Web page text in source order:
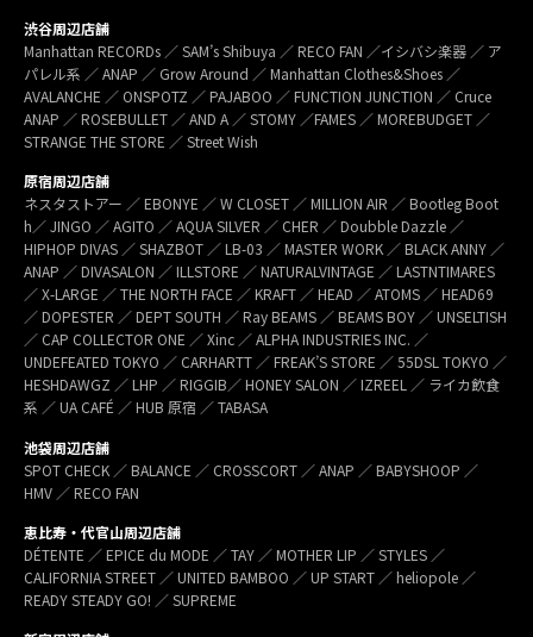
渋谷周辺店舗
Manhattan RECORDs ／ SAM’s Shibuya ／ RECO FAN ／イシバシ楽器 ／ ア
パレル系 ／ ANAP ／ Grow Around ／ Manhattan Clothes&Shoes ／
AVALANCHE ／ ONSPOTZ ／ PAJABOO ／ FUNCTION JUNCTION ／ Cruce
ANAP ／ ROSEBULLET ／ AND A ／ STOMY ／FAMES ／ MOREBUDGET ／
STRANGE THE STORE ／ Street Wish
原宿周辺店舗
ネスタストアー ／ EBONYE ／ W CLOSET ／ MILLION AIR ／ Bootleg Boot
h／ JINGO ／ AGITO ／ AQUA SILVER ／ CHER ／ Doubble Dazzle ／
HIPHOP DIVAS ／ SHAZBOT ／ LB-03 ／ MASTER WORK ／ BLACK ANNY ／
ANAP ／ DIVASALON ／ ILLSTORE ／ NATURALVINTAGE ／ LASTNTIMARES
／ X-LARGE ／ THE NORTH FACE ／ KRAFT ／ HEAD ／ ATOMS ／ HEAD69
／ DOPESTER ／ DEPT SOUTH ／ Ray BEAMS ／ BEAMS BOY ／ UNSELTISH
／ CAP COLLECTOR ONE ／ Xinc ／ ALPHA INDUSTRIES INC. ／
UNDEFEATED TOKYO ／ CARHARTT ／ FREAK’S STORE ／ 55DSL TOKYO ／
HESHDAWGZ ／ LHP ／ RIGGIB／ HONEY SALON ／ IZREEL ／ ライカ飲食
系 ／ UA CAFÉ ／ HUB 原宿 ／ TABASA
池袋周辺店舗
SPOT CHECK ／ BALANCE ／ CROSSCORT ／ ANAP ／ BABYSHOOP ／
HMV ／ RECO FAN
恵比寿・代官山周辺店舗
DÉTENTE ／ EPICE du MODE ／ TAY ／ MOTHER LIP ／ STYLES ／
CALIFORNIA STREET ／ UNITED BAMBOO ／ UP START ／ heliopole ／
READY STEADY GO! ／ SUPREME